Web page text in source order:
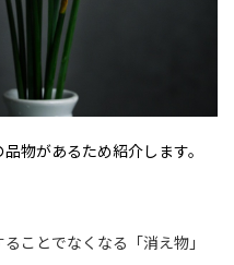
物があるため紹介します。
ことでなくなる「消え物」